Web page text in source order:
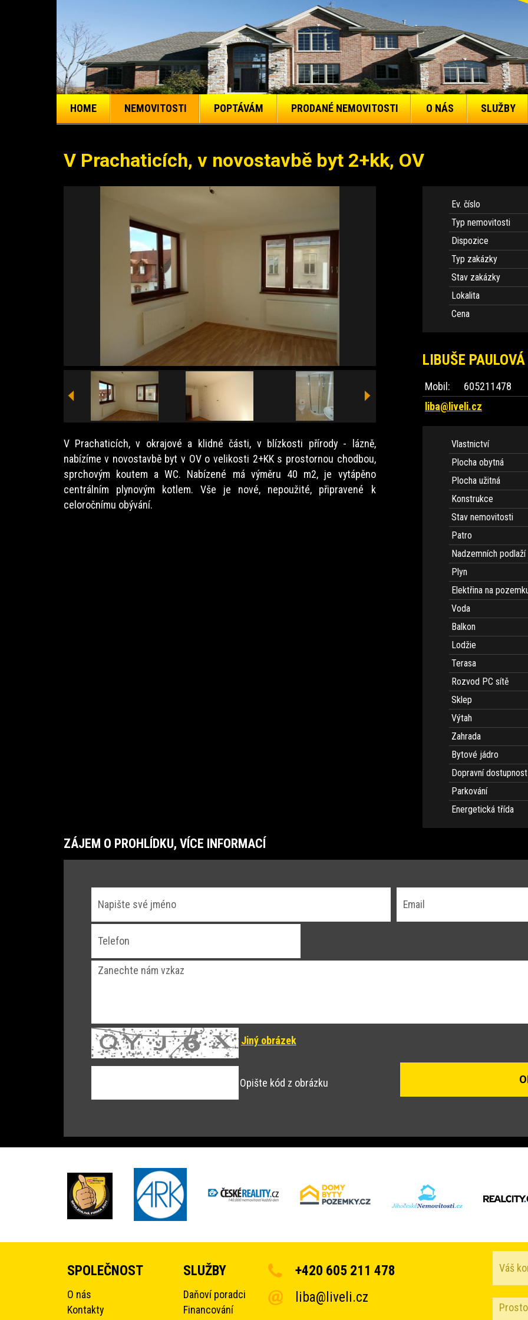
HOME NEMOVITOSTI POPTÁVÁM PRODANÉ NEMOVITOSTI O NÁS SLUŽBY
V Prachaticích, v novostavbě byt 2+kk, OV
Ev. číslo
Typ nemovitosti
Dispozice
Typ zakázky
Stav zakázky
Lokalita
Cena
LIBUŠE PAULOVÁ
Mobil:
605211478
liba@liveli.cz
V Prachaticích, v okrajové a klidné části, v blízkosti přírody - lázně,
nabízíme v novostavbě byt v OV o velikosti 2+KK s prostornou chodbou,
sprchovým koutem a WC. Nabízené má výměru 40 m2, je vytápěno
centrálním plynovým kotlem. Vše je nové, nepoužité, připravené k
celoročnímu obývání.
Vlastnictví
Plocha obytná
Plocha užitná
Konstrukce
Stav nemovitosti
Patro
Nadzemních podlaží
Plyn
Elektřina na
Voda
Balkon
Lodžie
Terasa
Rozvod PC sítě
Sklep
Výtah
Zahrada
Bytové jádro
Dopravní dostupnost
Parkování
Energetická třída
ZÁJEM O PROHLÍDKU, VÍCE INFORMACÍ
Jiný obrázek
Opište kód z obrázku
SPOLEČNOST
O nás
Kontakty
SLUŽBY
Daňoví poradci
Financování
+420 605 211 478
liba@liveli.cz